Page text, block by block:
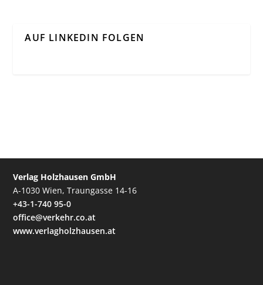
AUF LINKEDIN FOLGEN
Verlag Holzhausen GmbH
A-1030 Wien, Traungasse 14-16
+43-1-740 95-0
office@verkehr.co.at
www.verlagholzhausen.at